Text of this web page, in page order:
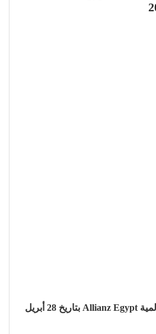
وظائف شركة أليانز العالمية Allianz Egypt بتاريخ 28 أبريل